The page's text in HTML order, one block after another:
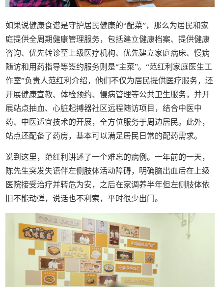
如果说健康食谱是守护居民健康的“配菜”，那么为居民和家
庭提供全周期健康管理服务，包括建立健康档案、提供健康
咨询、优先转诊至上级医疗机构、优先建立家庭病床、慢病
随访和用药指导等签约服务则是“主菜”。“范红利家庭医生工
作室”负责人范红利介绍，他们不仅为居民提供医疗服务，还
开展健康宣教、体检预约、慢病管理等公共卫生服务，并开
展站点抽血、心脏起搏器社区远程随访项目，结合中医中
药、中医适宜技术的开展，全方位服务于周边居民。此外，
站点还配备了药房，基本可以满足居民日常的配药需求。
说到这里，范红利讲述了一个难忘的病例。一年前的一天，
陈先生突发失语伴左侧肢体活动障碍，明确脑出血后在上级
医院接受治疗并转危为安，之后在家调养半年但左侧肢体依
旧不能动弹，说话也不利索，平时很少出门。